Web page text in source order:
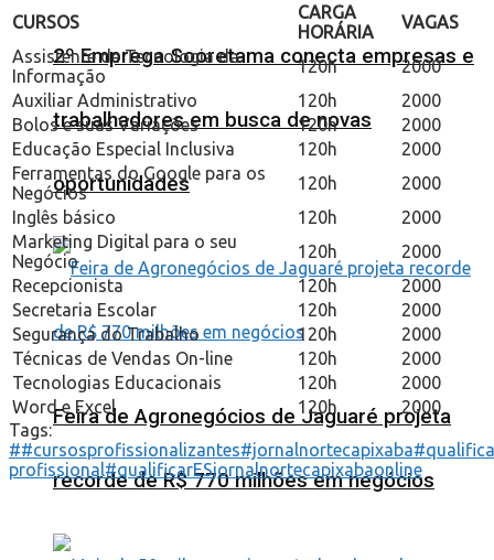
2º Emprega Sooretama conecta empresas e
trabalhadores em busca de novas
oportunidades
Feira de Agronegócios de Jaguaré projeta
recorde de R$ 770 milhões em negócios
CURSOS
CARGA
HORÁRIA
VAGAS
Assistente de Tecnologia da
Informação
120h
2000
Auxiliar Administrativo
120h
2000
Bolos e suas Variações
120h
2000
Educação Especial Inclusiva
120h
2000
Ferramentas do Google para os
Negócios
120h
2000
Inglês básico
120h
2000
Marketing Digital para o seu
Negócio
120h
2000
Recepcionista
120h
2000
Secretaria Escolar
120h
2000
Segurança do Trabalho
120h
2000
Técnicas de Vendas On-line
120h
2000
Tecnologias Educacionais
120h
2000
Word e Excel
120h
2000
Tags:
##cursosprofissionalizantes#jornalnortecapixaba
profissional#qualificarESjornalnortecapixabaonline